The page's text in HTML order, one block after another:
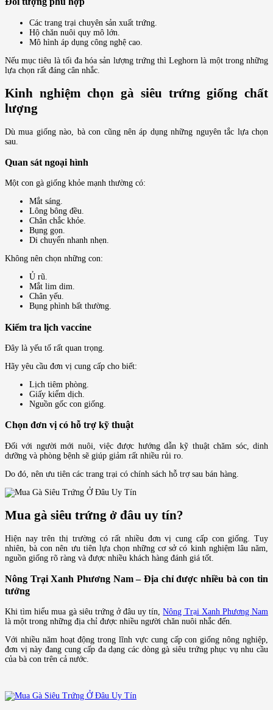
Các trang trại chuyên sản xuất trứng.
Hộ chăn nuôi quy mô lớn.
Mô hình áp dụng công nghệ cao.
Nếu mục tiêu là tối đa hóa sản lượng trứng thì Leghorn là một trong những
lựa chọn rất đáng cân nhắc.
Kinh nghiệm chọn gà siêu trứng giống chất
lượng
Dù mua giống nào, bà con cũng nên áp dụng những nguyên tắc lựa chọn
sau.
Quan sát ngoại hình
Một con gà giống khỏe mạnh thường có:
Mắt sáng.
Lông bông đều.
Chân chắc khỏe.
Bụng gọn.
Di chuyển nhanh nhẹn.
Không nên chọn những con:
Ủ rũ.
Mắt lim dim.
Chân yếu.
Bụng phình bất thường.
Kiểm tra lịch vaccine
Đây là yếu tố rất quan trọng.
Hãy yêu cầu đơn vị cung cấp cho biết:
Lịch tiêm phòng.
Giấy kiểm dịch.
Nguồn gốc con giống.
Chọn đơn vị có hỗ trợ kỹ thuật
Đối với người mới nuôi, việc được hướng dẫn kỹ thuật chăm sóc, dinh
dưỡng và phòng bệnh sẽ giúp giảm rất nhiều rủi ro.
Do đó, nên ưu tiên các trang trại có chính sách hỗ trợ sau bán hàng.
Mua gà siêu trứng ở đâu uy tín?
Hiện nay trên thị trường có rất nhiều đơn vị cung cấp con giống. Tuy
nhiên, bà con nên ưu tiên lựa chọn những cơ sở có kinh nghiệm lâu năm,
nguồn giống rõ ràng và được nhiều khách hàng đánh giá tốt.
Nông Trại Xanh Phương Nam – Địa chỉ được nhiều bà con tin
tưởng
Khi tìm hiểu mua gà siêu trứng ở đâu uy tín,Nông Trại Xanh Phương Nam
là một trong những địa chỉ được nhiều người chăn nuôi nhắc đến.
Với nhiều năm hoạt động trong lĩnh vực cung cấp con giống nông nghiệp,
đơn vị này đang cung cấp đa dạng các dòng gà siêu trứng phục vụ nhu cầu
của bà con trên cả nước.